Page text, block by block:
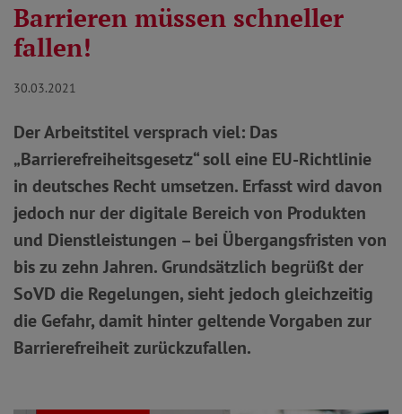
Barrieren müssen schneller
fallen!
30.03.2021
Der Arbeitstitel versprach viel: Das
„Barrierefreiheitsgesetz“ soll eine EU-Richtlinie
in deutsches Recht umsetzen. Erfasst wird davon
jedoch nur der digitale Bereich von Produkten
und Dienstleistungen – bei Übergangsfristen von
bis zu zehn Jahren. Grundsätzlich begrüßt der
SoVD die Regelungen, sieht jedoch gleichzeitig
die Gefahr, damit hinter geltende Vorgaben zur
Barrierefreiheit zurückzufallen.